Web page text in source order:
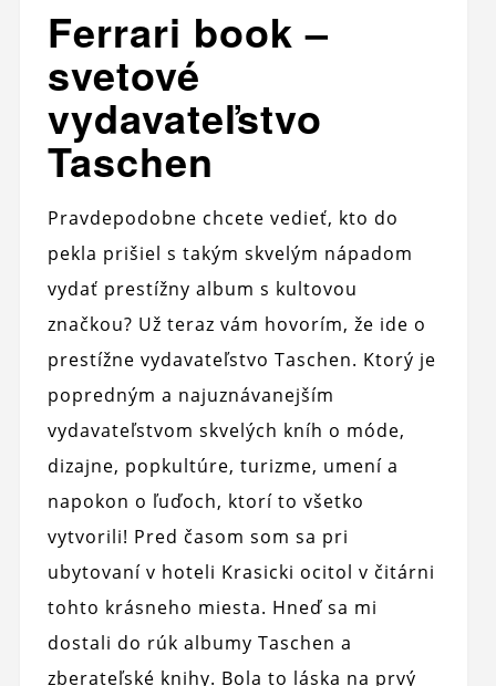
Ferrari book –
svetové
vydavateľstvo
Taschen
Pravdepodobne chcete vedieť, kto do
pekla prišiel s takým skvelým nápadom
vydať prestížny album s kultovou
značkou? Už teraz vám hovorím, že ide o
prestížne vydavateľstvo Taschen. Ktorý je
popredným a najuznávanejším
vydavateľstvom skvelých kníh o móde,
dizajne, popkultúre, turizme, umení a
napokon o ľuďoch, ktorí to všetko
vytvorili! Pred časom som sa pri
ubytovaní v hoteli Krasicki ocitol v čitárni
tohto krásneho miesta. Hneď sa mi
dostali do rúk albumy Taschen a
zberateľské knihy. Bola to láska na prvý